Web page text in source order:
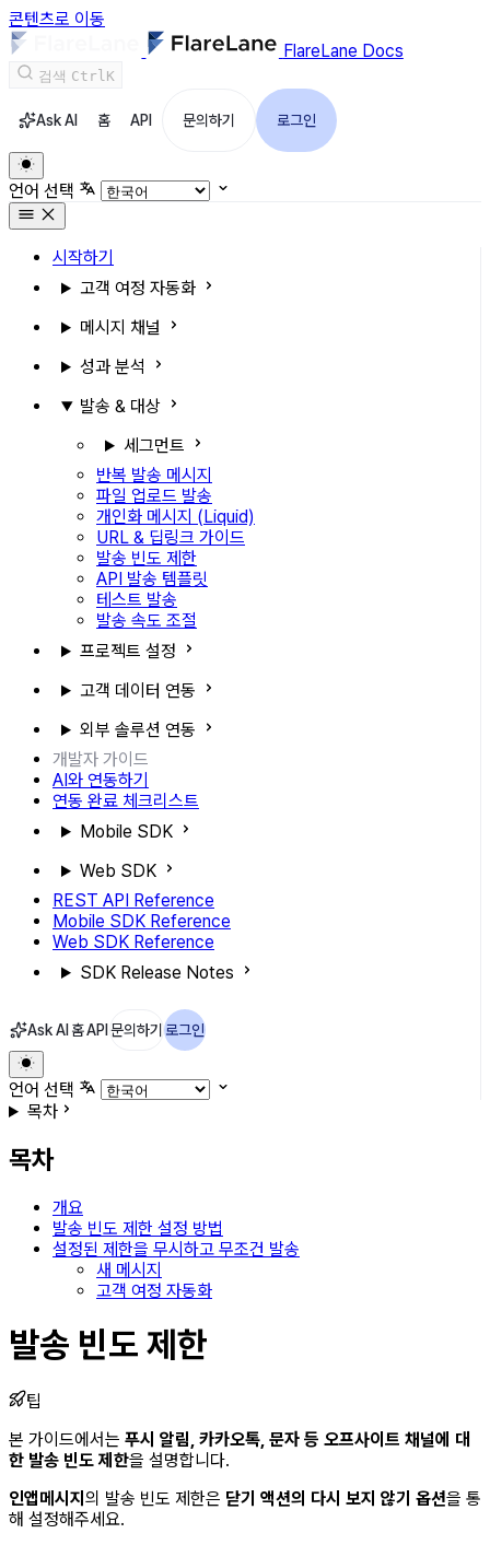
콘텐츠로 이동
FlareLane Docs
검색 CtrlK
Ask AI 홈 API 문의하기 로그인
언어 선택
시작하기
고객 여정 자동화
메시지 채널
성과 분석
발송 & 대상
세그먼트
반복 발송 메시지
파일 업로드 발송
개인화 메시지 (Liquid)
URL & 딥링크 가이드
발송 빈도 제한
API 발송 템플릿
테스트 발송
발송 속도 조절
프로젝트 설정
고객 데이터 연동
외부 솔루션 연동
개발자 가이드
AI와 연동하기
연동 완료 체크리스트
Mobile SDK
Web SDK
REST API Reference
Mobile SDK Reference
Web SDK Reference
SDK Release Notes
Ask AI 홈API 문의하기 로그인
언어 선택
목차
목차
개요
발송 빈도 제한 설정 방법
설정된 제한을 무시하고 무조건 발송
새 메시지
고객 여정 자동화
발송 빈도 제한
팁
본 가이드에서는 푸시 알림, 카카오톡, 문자 등 오프사이트 채널에 대
한 발송 빈도 제한을 설명합니다.
인앱메시지 의 발송 빈도 제한은 닫기 액션의 다시 보지 않기 옵션을 통
해 설정해주세요.